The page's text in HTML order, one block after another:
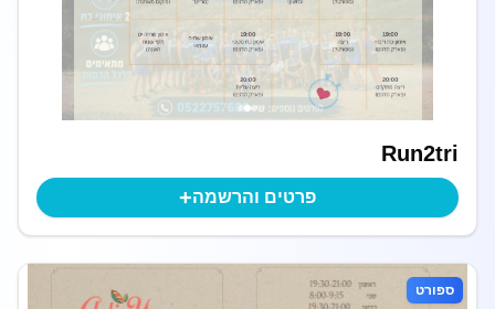
Run2tri
פרטים והרשמה+
ספורט